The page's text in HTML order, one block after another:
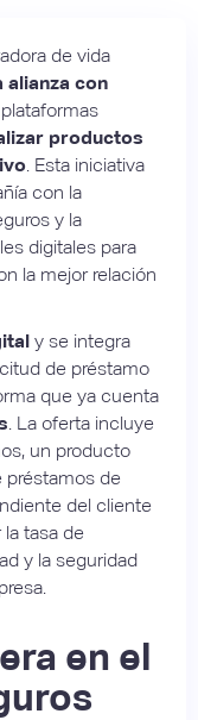
de vida
alianza con
productos
. Esta iniciativa
con la
y la
digitales para
la mejor relación
y se integra
de préstamo
que ya cuenta
. La oferta incluye
un producto
préstamos de
del cliente
tasa de
y la seguridad
en el